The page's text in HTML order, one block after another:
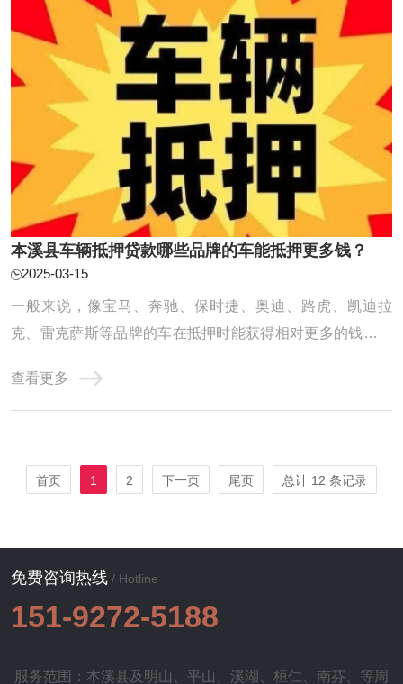
本溪县车辆抵押贷款哪些品牌的车能抵押更多钱？
2025-03-15
一般来说，像宝马、奔驰、保时捷、奥迪、路虎、凯迪拉
克、雷克萨斯等品牌的车在抵押时能获得相对更多的钱。这
率。豪华车型、高级车型，比如奔驰 S 级、宝马 7 系等，由
于其本身的高端定位和配置，抵押价值往往更高，能贷到的
查看更多
首页 1 2 下一页 尾页 总计 12 条记录
免费咨询热线 / Hotline
151-9272-5188
服务范围：本溪县及 明山 平山 溪湖 桓仁 南芬 、等周